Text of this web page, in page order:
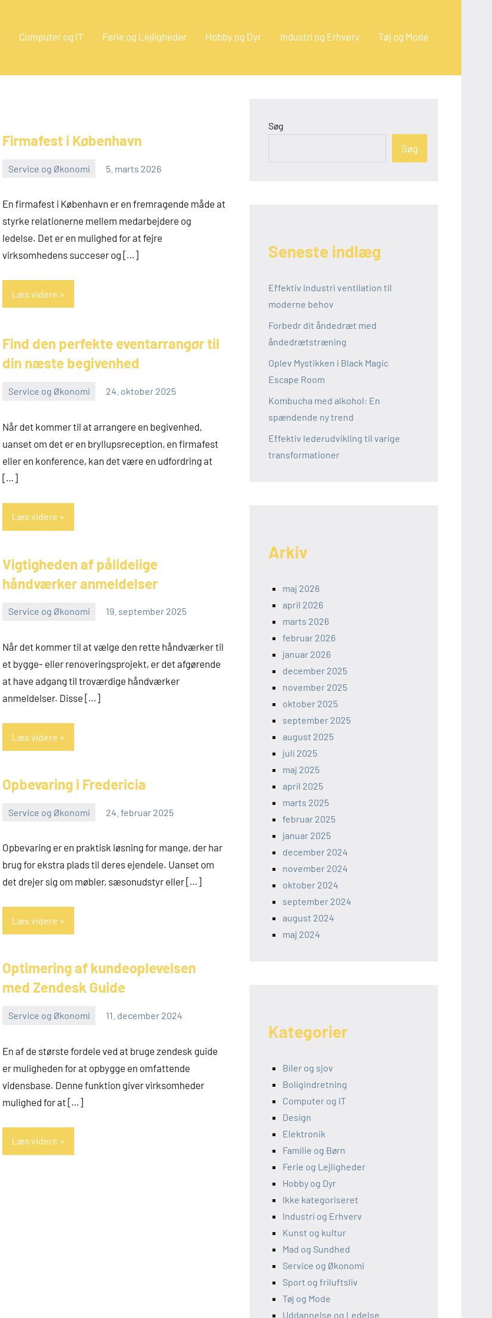
Computer og IT Ferie og Lejligheder Hobby og Dyr Industri og Erhverv Tøj og Mode
Firmafest i København
Service og Økonomi 5. marts 2026
En firmafest i København er en fremragende måde at
styrke relationerne mellem medarbejdere og
ledelse. Det er en mulighed for at fejre
virksomhedens succeser og […]
Læs videre
Find den perfekte eventarrangør til
din næste begivenhed
Service og Økonomi 24. oktober 2025
Når det kommer til at arrangere en begivenhed,
uanset om det er en bryllupsreception, en firmafest
eller en konference, kan det være en udfordring at
[…]
Læs videre
Vigtigheden af pålidelige
håndværker anmeldelser
Service og Økonomi 19. september 2025
Når det kommer til at vælge den rette håndværker til
et bygge- eller renoveringsprojekt, er det afgørende
at have adgang til troværdige håndværker
anmeldelser. Disse […]
Læs videre
Opbevaring i Fredericia
Service og Økonomi 24. februar 2025
Opbevaring er en praktisk løsning for mange, der har
brug for ekstra plads til deres ejendele. Uanset om
det drejer sig om møbler, sæsonudstyr eller […]
Læs videre
Optimering af kundeoplevelsen
med Zendesk Guide
Service og Økonomi 11. december 2024
En af de største fordele ved at bruge zendesk guide
er muligheden for at opbygge en omfattende
vidensbase. Denne funktion giver virksomheder
mulighed for at […]
Læs videre
Søg
Søg
Seneste indlæg
Effektiv industri ventilation til
moderne behov
Forbedr dit åndedræt med
åndedrætstræning
Oplev Mystikken i Black Magic
Escape Room
Kombucha med alkohol: En
spændende ny trend
Effektiv lederudvikling til varige
transformationer
Arkiv
maj 2026
april 2026
marts 2026
februar 2026
januar 2026
december 2025
november 2025
oktober 2025
september 2025
august 2025
juli 2025
maj 2025
april 2025
marts 2025
februar 2025
januar 2025
december 2024
november 2024
oktober 2024
september 2024
august 2024
maj 2024
Kategorier
Biler og sjov
Boligindretning
Computer og IT
Design
Elektronik
Familie og Børn
Ferie og Lejligheder
Hobby og Dyr
Ikke kategoriseret
Industri og Erhverv
Kunst og kultur
Mad og Sundhed
Service og Økonomi
Sport og friluftsliv
Tøj og Mode
Uddannelse og Ledelse